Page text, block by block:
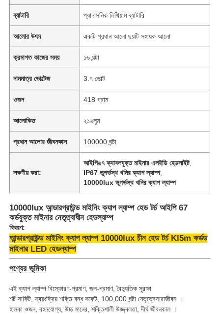
ব্যাটারি প্যানাসনিক লিথিয়াম ব্যাটারি
আলোর উৎস একটি প্রধান আলো ছয়টি সহায়ক আলো
ক্রমাগত কাজের সময় ১৬ ঘন্টা
নামমাত্র ভোল্টেজ 3.৭ ভোল্ট
ওজন 418 গ্রাম
আলোকিত ২১৬লুম
প্রধান আলোর জীবনকাল 100000 ঘন্টা
লক্ষণীয় করা:
আইপি৬৭ ক্যাবলযুক্ত মাইনার এলইডি হেডলাইট,
IP67 ভূগর্ভস্থ খনির ক্যাপ ল্যাম্প,
10000lux ভূগর্ভস্থ খনির ক্যাপ ল্যাম্প
10000lux আন্ডারগ্রাউন্ড মাইনিং ক্যাপ ল্যাম্প হেড টর্চ আইপি 67
কর্ডযুক্ত মাইনার নেতৃত্বাধীন হেডল্যাম্প
বিবরণ:
আন্ডারগ্রাউন্ড মাইনিং ক্যাপ ল্যাম্প 10000lux চীন হেড টর্চ Kl5m কর্ডড
মাইনার LED হেডল্যাম্প
পণ্যের ভূমিকা
এই ক্যাপ ল্যাম্প বিস্ফোরণ-প্রমাণ, জল-প্রমাণ, বৈদ্যুতিক সুরক্ষা
শর্ট সার্কিট, স্বয়ংক্রিয় শক্তি বন্ধ সকেট, 100,000 ঘন্টা নেতৃত্বেসারাজীবন ।
হালকা ওজন, বহনযোগ্য, উচ্চ মানের, শক্তিশালী উজ্জ্বলতা, দীর্ঘ জীবনকাল ।